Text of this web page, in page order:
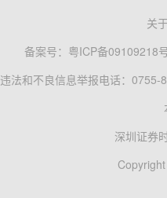
关
备案号： 粤ICP备09109218
违法和不良信息举报电话：0755-
深圳证券